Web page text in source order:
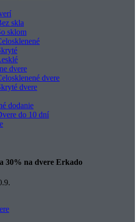
skla
sklom
dvere
dvere
dvere
dodanie
do 10 dní
30% na dvere Erkado